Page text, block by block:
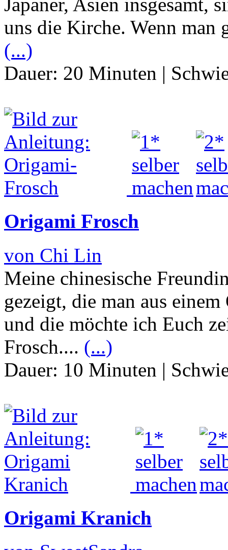
uns die Kirche. Wenn man
(...)
Dauer: 20 Minuten |
Origami Frosch
von Chi Lin
Meine chinesische
gezeigt, die man aus
und die möchte ich Euch
Frosch.... (...)
Dauer: 10 Minuten |
Origami Kranich